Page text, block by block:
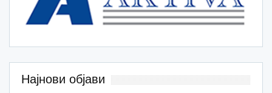
Најнови објави